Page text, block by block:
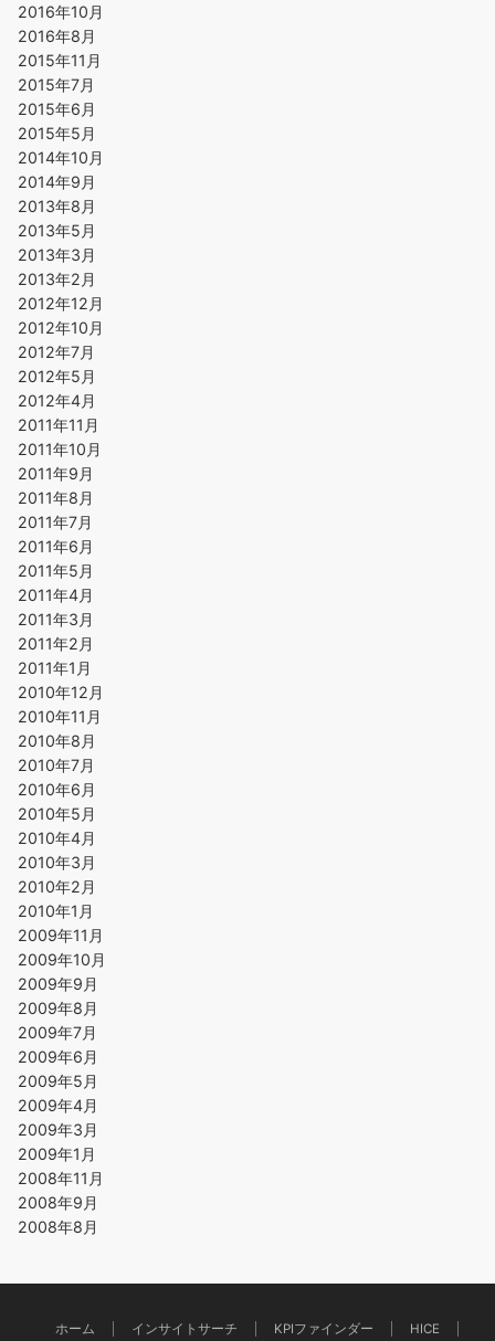
2016年10月
2016年8月
2015年11月
2015年7月
2015年6月
2015年5月
2014年10月
2014年9月
2013年8月
2013年5月
2013年3月
2013年2月
2012年12月
2012年10月
2012年7月
2012年5月
2012年4月
2011年11月
2011年10月
2011年9月
2011年8月
2011年7月
2011年6月
2011年5月
2011年4月
2011年3月
2011年2月
2011年1月
2010年12月
2010年11月
2010年8月
2010年7月
2010年6月
2010年5月
2010年4月
2010年3月
2010年2月
2010年1月
2009年11月
2009年10月
2009年9月
2009年8月
2009年7月
2009年6月
2009年5月
2009年4月
2009年3月
2009年1月
2008年11月
2008年9月
2008年8月
ホーム インサイトサーチ KPIファインダー HICE